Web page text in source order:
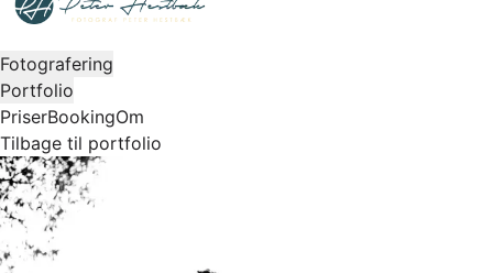
Fotografering
Portfolio
PriserBookingOm
Tilbage til portfolio